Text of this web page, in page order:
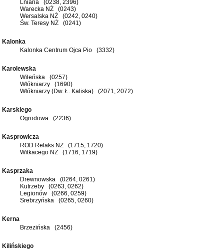
Lniana (0238, 2396)
Warecka NŻ (0243)
Wersalska NŻ (0242, 0240)
Św. Teresy NŻ (0241)
Kalonka
Kalonka Centrum Ojca Pio (3332)
Karolewska
Wileńska (0257)
Włókniarzy (1690)
Włókniarzy (Dw. Ł. Kaliska) (2071, 2072)
Karskiego
Ogrodowa (2236)
Kasprowicza
ROD Relaks NŻ (1715, 1720)
Witkacego NŻ (1716, 1719)
Kasprzaka
Drewnowska (0264, 0261)
Kutrzeby (0263, 0262)
Legionów (0266, 0259)
Srebrzyńska (0265, 0260)
Kerna
Brzezińska (2456)
Kilińskiego